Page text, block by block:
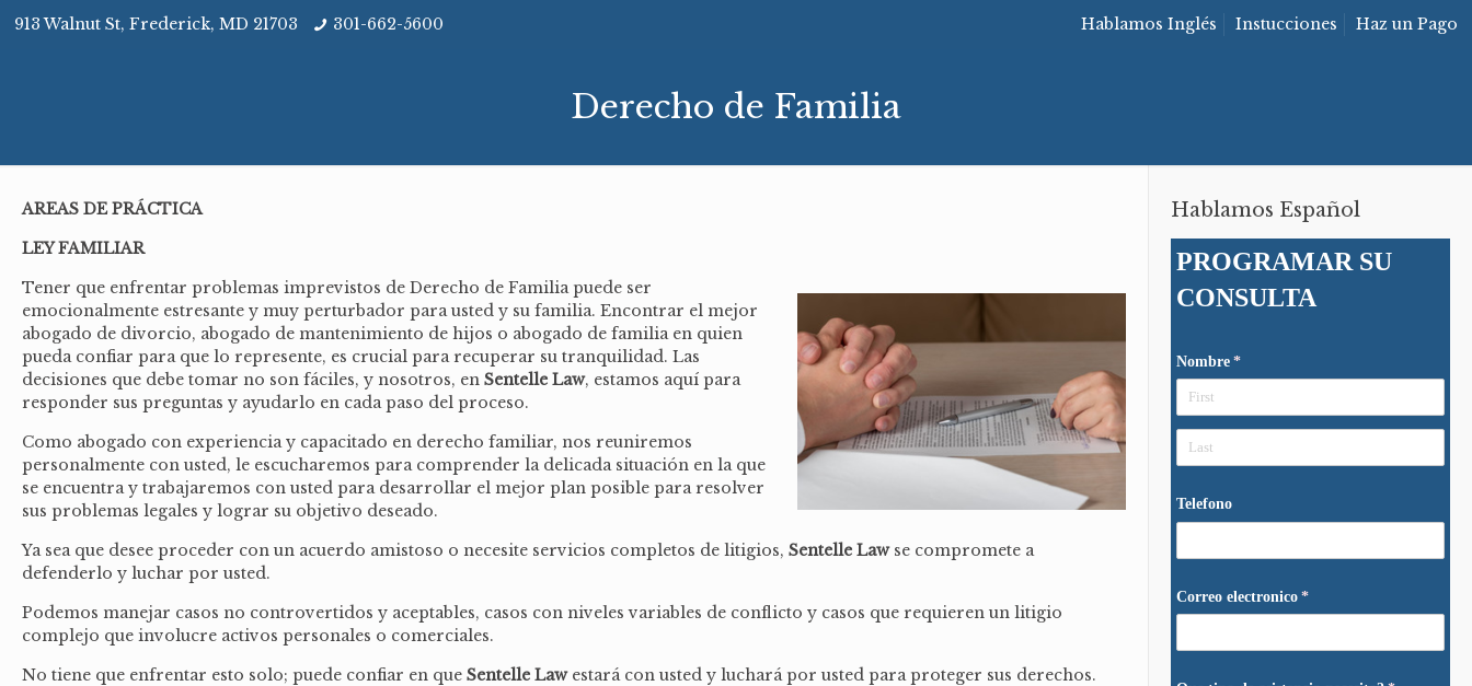
913 Walnut St, Frederick, MD 21703 301-662-5600 Hablamos Inglés Instucciones Haz un Pago
Derecho de Familia
AREAS DE PRÁCTICA
LEY FAMILIAR
Tener que enfrentar problemas imprevistos de Derecho de Familia puede ser
emocionalmente estresante y muy perturbador para usted y su familia. Encontrar el mejor
abogado de divorcio, abogado de mantenimiento de hijos o abogado de familia en quien
pueda confiar para que lo represente, es crucial para recuperar su tranquilidad. Las
decisiones que debe tomar no son fáciles, y nosotros, enSentelle Law, estamos aquí para
responder sus preguntas y ayudarlo en cada paso del proceso.
Como abogado con experiencia y capacitado en derecho familiar, nos reuniremos
personalmente con usted, le escucharemos para comprender la delicada situación en la que
se encuentra y trabajaremos con usted para desarrollar el mejor plan posible para resolver
sus problemas legales y lograr su objetivo deseado.
Ya sea que desee proceder con un acuerdo amistoso o necesite servicios completos de litigios,Sentelle Lawse compromete a
defenderlo y luchar por usted.
Podemos manejar casos no controvertidos y aceptables, casos con niveles variables de conflicto y casos que requieren un litigio
complejo que involucre activos personales o comerciales.
No tiene que enfrentar esto solo; puede confiar en queSentelle Lawestará con usted y luchará por usted para proteger sus derechos.
Hablamos Español